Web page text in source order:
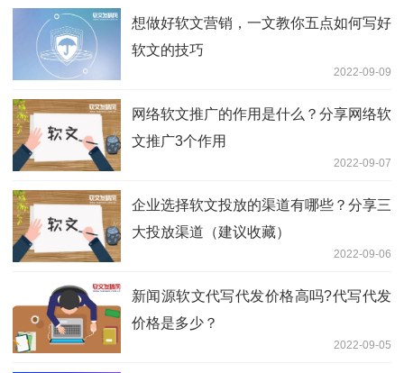
想做好软文营销，一文教你五点如何写好
软文的技巧
2022-09-09
网络软文推广的作用是什么？分享网络软
文推广3个作用
2022-09-07
企业选择软文投放的渠道有哪些？分享三
大投放渠道（建议收藏）
2022-09-06
新闻源软文代写代发价格高吗?代写代发
价格是多少？
2022-09-05